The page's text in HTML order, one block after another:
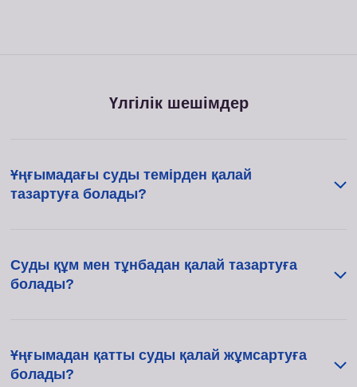
Үлгілік шешімдер
Ұңғымадағы суды темірден қалай
тазартуға болады?
Суды құм мен тұнбадан қалай тазартуға
болады?
Ұңғымадан қатты суды қалай жұмсартуға
болады?